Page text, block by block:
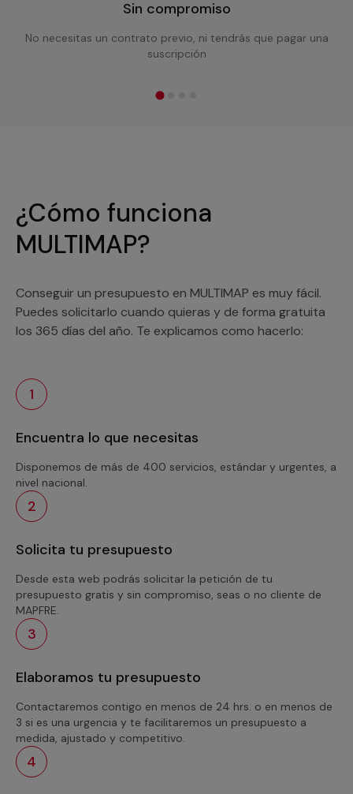
Sin compromiso
No necesitas un contrato previo, ni tendrás que pagar una
suscripción
¿Cómo funciona
MULTIMAP?
Conseguir un presupuesto en MULTIMAP es muy fácil.
Puedes solicitarlo cuando quieras y de forma gratuita
los 365 días del año. Te explicamos como hacerlo:
1
Encuentra lo que necesitas
Disponemos de más de 400 servicios, estándar y urgentes, a
nivel nacional.
2
Solicita tu presupuesto
Desde esta web podrás solicitar la petición de tu
presupuesto gratis y sin compromiso, seas o no cliente de
MAPFRE.
3
Elaboramos tu presupuesto
Contactaremos contigo en menos de 24 hrs. o en menos de
3 si es una urgencia y te facilitaremos un presupuesto a
medida, ajustado y competitivo.
4